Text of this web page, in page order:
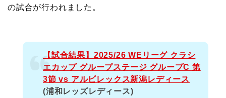
o
k
e
e k
の試合が行われました。
【試合結果】2025/26 WEリーグ クラシ
エカップ グループステージ グループC 第
3節 vs アルビレックス新潟レディース
(浦和レッズレディース)